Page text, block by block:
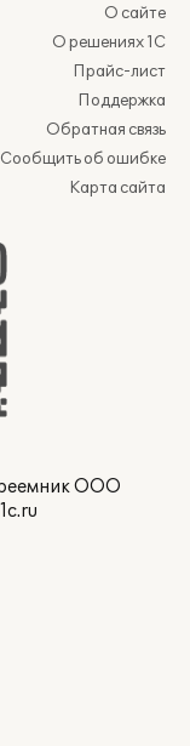
О сайте
О решениях 1С
Прайс-лист
Поддержка
Обратная связь
Сообщить об ошибке
Карта сайта
ООО